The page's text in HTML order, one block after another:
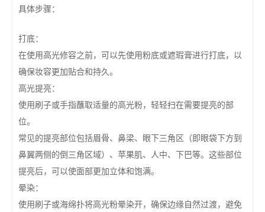
具体步骤：
打底：
在使用高光修容之前，可以先使用粉底或遮瑕膏进行打底，以
确保妆容更加贴合和持久。
高光提亮：
使用刷子或手指蘸取适量的高光粉，轻轻扫在需要提亮的部
位。
常见的提亮部位包括眉骨、鼻梁、眼下三角区（即眼袋下方到
鼻翼两侧的倒三角区域）、苹果肌、人中、下巴等。这些部位
提亮后，可以使面部更加立体和饱满。
晕染：
使用刷子或海绵扑将高光粉晕染开，确保边缘自然过渡，避免